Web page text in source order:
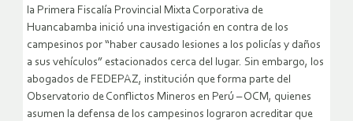
la Primera Fiscalía Provincial Mixta Corporativa de
Huancabamba inició una investigación en contra de los
campesinos por “haber causado lesiones a los policías y daños
a sus vehículos” estacionados cerca del lugar. Sin embargo, los
abogados de FEDEPAZ, institución que forma parte del
Observatorio de Conflictos Mineros en Perú – OCM, quienes
asumen la defensa de los campesinos lograron acreditar que